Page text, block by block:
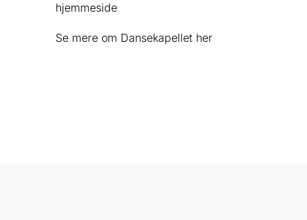
hjemmeside
Se mere om Dansekapellet her